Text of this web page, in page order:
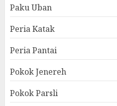
Paku Uban
Peria Katak
Peria Pantai
Pokok Jenereh
Pokok Parsli